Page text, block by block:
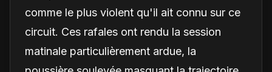
comme le plus violent qu'il ait connu sur ce
circuit. Ces rafales ont rendu la session
matinale particulièrement ardue, la